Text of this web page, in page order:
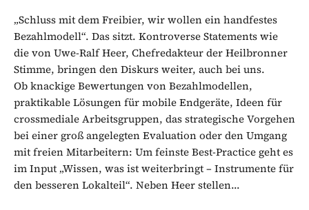
„Schluss mit dem Freibier, wir wollen ein handfestes
Bezahlmodell“. Das sitzt. Kontroverse Statements wie
die von Uwe-Ralf Heer, Chefredakteur der Heilbronner
Stimme, bringen den Diskurs weiter, auch bei uns.
Ob knackige Bewertungen von Bezahlmodellen,
praktikable Lösungen für mobile Endgeräte, Ideen für
crossmediale Arbeitsgruppen, das strategische Vorgehen
bei einer groß angelegten Evaluation oder den Umgang
mit freien Mitarbeitern: Um feinste Best-Practice geht es
im Input „Wissen, was ist weiterbringt – Instrumente für
den besseren Lokalteil“. Neben Heer stellen...